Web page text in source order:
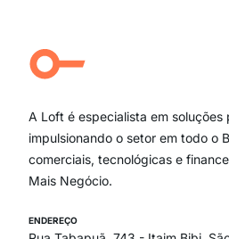
Campo Belo
Ipiranga
Paraíso
Itaim Bibi
A Loft é especialista em soluções
impulsionando o setor em todo o
comerciais, tecnológicas e
Mais Negócio.
ENDEREÇO